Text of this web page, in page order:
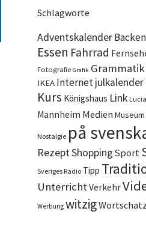
Schlagworte
AdventskalenderBacken
Essen Fahrrad
Fotografie Grafik Grammatik
IKEA Internetjulkalender
Kurs Königshaus Link Lucia
Mannheim Medien Museum
Nostalgie på
RezeptShopping Sport
Sveriges Radio Tipp
UnterrichtVerkehr
Werbung witzigWortschatz